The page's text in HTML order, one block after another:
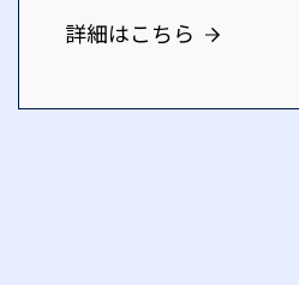
詳細はこちら